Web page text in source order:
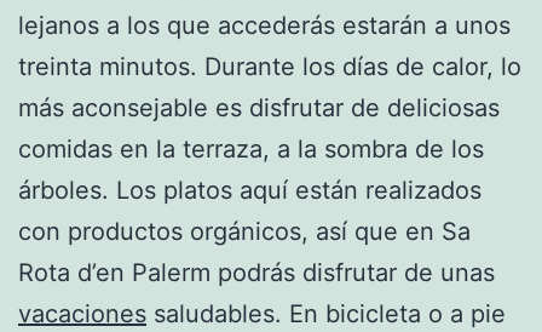
lejanos a los que accederás estarán a unos
treinta minutos. Durante los días de calor, lo
más aconsejable es disfrutar de deliciosas
comidas en la terraza, a la sombra de los
árboles. Los platos aquí están realizados
con productos orgánicos, así que en Sa
Rota d’en Palerm podrás disfrutar de unas
vacaciones saludables. En bicicleta o a pie